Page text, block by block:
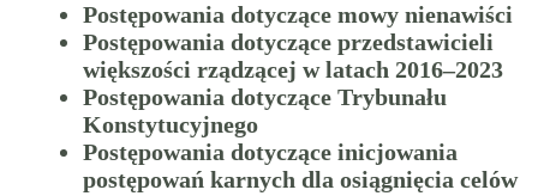
Postępowania dotyczące mowy nienawiści
Postępowania dotyczące przedstawicieli
większości rządzącej w latach 2016–2023
Postępowania dotyczące Trybunału
Konstytucyjnego
Postępowania dotyczące inicjowania
postępowań karnych dla osiągnięcia celów